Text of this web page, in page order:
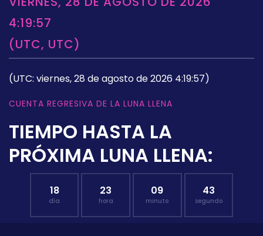
4:19:57
(UTC, UTC)
(UTC: viernes, 28 de agosto de 2026 4:19:57)
CUENTA REGRESIVA DE LA LUNA LLENA
TIEMPO HASTA LA
PRÓXIMA LUNA LLENA:
18
día
23
hora
09
minuto
42
segundo